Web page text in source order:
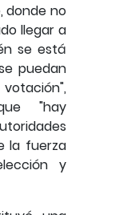
donde no
llegar a
se está
puedan
"hay
la fuerza
y